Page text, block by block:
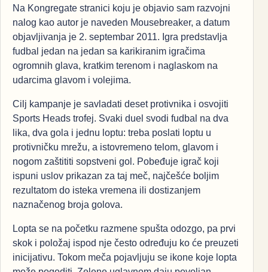
Na Kongregate stranici koju je objavio sam razvojni
nalog kao autor je naveden Mousebreaker, a datum
objavljivanja je 2. septembar 2011. Igra predstavlja
fudbal jedan na jedan sa karikiranim igračima
ogromnih glava, kratkim terenom i naglaskom na
udarcima glavom i volejima.
Cilj kampanje je savladati deset protivnika i osvojiti
Sports Heads trofej. Svaki duel svodi fudbal na dva
lika, dva gola i jednu loptu: treba poslati loptu u
protivničku mrežu, a istovremeno telom, glavom i
nogom zaštititi sopstveni gol. Pobeđuje igrač koji
ispuni uslov prikazan za taj meč, najčešće boljim
rezultatom do isteka vremena ili dostizanjem
naznačenog broja golova.
Lopta se na početku razmene spušta odozgo, pa prvi
skok i položaj ispod nje često određuju ko će preuzeti
inicijativu. Tokom meča pojavljuju se ikone koje lopta